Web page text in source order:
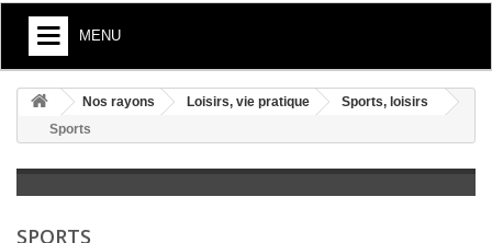
MENU
+
ARTS ET SOCIÉTÉ
+
LITTÉRATURE
Nos rayons Loisirs, vie pratique
Sports, loisirs
Sports
SPORTS